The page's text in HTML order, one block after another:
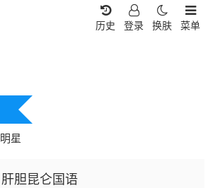
菜单
换肤
登录
历史
明星
肝胆昆仑国语